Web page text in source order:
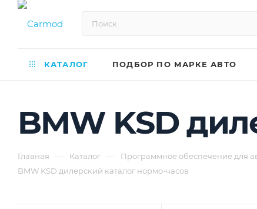
КАТАЛОГ ПОДБОР ПО МАРКЕ АВТО
BMW KSD
Главная — Каталог — Программное обеспечение для
BMW KSD дилерский каталог нормо-часов